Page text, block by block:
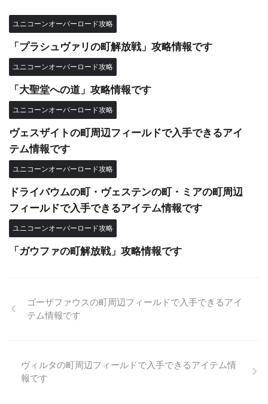
ユニコーンオーバーロード攻略
「プラシュヴァリの町解放戦」攻略情報です
ユニコーンオーバーロード攻略
「大聖堂への道」攻略情報です
ユニコーンオーバーロード攻略
ヴェスザイトの町周辺フィールドで入手できるアイ
テム情報です
ユニコーンオーバーロード攻略
ドライバウムの町・ヴェステンの町・ミアの町周辺
フィールドで入手できるアイテム情報です
ユニコーンオーバーロード攻略
「ガウファの町解放戦」攻略情報です
ゴーザファウスの町周辺フィールドで入手できるアイ
テム情報です
ヴィルタの町周辺フィールドで入手できるアイテム情
報です